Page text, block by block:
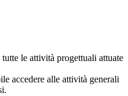
le attività progettuali attuate
accedere alle attività generali